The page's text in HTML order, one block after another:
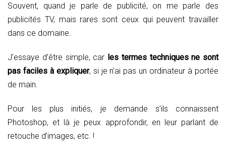
Souvent, quand je parle de publicité, on me parle des
publicités TV, mais rares sont ceux qui peuvent travailler
dans ce domaine.
J’essaye d’être simple, car les termes techniques ne sont
pas faciles à expliquer, si je n’ai pas un ordinateur à portée
de main.
Pour les plus initiés, je demande s’ils connaissent
Photoshop, et là je peux approfondir, en leur parlant de
retouche d’images, etc. !